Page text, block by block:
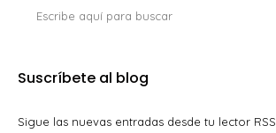
Suscríbete al blog
Sigue las nuevas entradas desde tu lector RSS.